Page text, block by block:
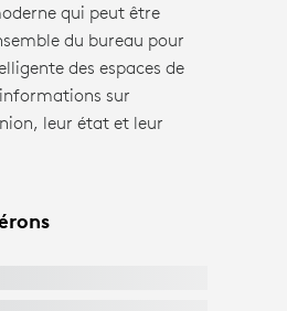
qui peut être
du bureau pour
des espaces de
sur
leur état et leur